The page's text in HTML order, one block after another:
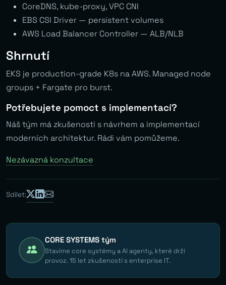
CoreDNS, kube-proxy, VPC CNI
EBS CSI Driver — persistent volumes
AWS Load Balancer Controller — ALB/NLB
Shrnutí
EKS je production-grade K8s na AWS. Managed node
groups + Fargate pro burst.
Potřebujete pomoct s implementací?
Náš tým má zkušenosti s návrhem a implementací
moderních architektur. Rádi vám pomůžeme.
Nezávazná konzultace
Sdílet:
CORE SYSTEMS tým
Stavíme core systémy a AI agenty, které drží
provoz. 15 let zkušeností s enterprise IT.